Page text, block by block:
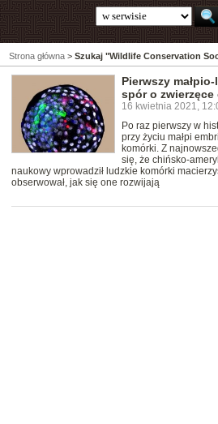
Strona główna > Szukaj "Wildlife Conservation
Pierwszy
spór o zwierzęce
16 kwietnia 2021,
Po raz pierwszy w
przy życiu małpi
komórki. Z
się, że chińsko-
naukowy wprowadził ludzkie komórki
obserwował, jak się one rozwijają